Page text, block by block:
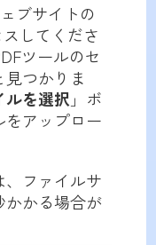
ブサイトの
してくださ
ツールのセ
つかりま
ルを選択 」ボ
をアップロー
、ファイルサ
かかる場合が